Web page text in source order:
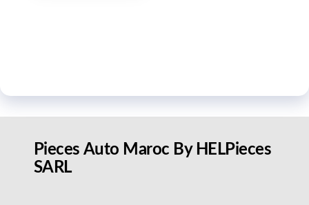
Pieces Auto Maroc By HELPieces
SARL